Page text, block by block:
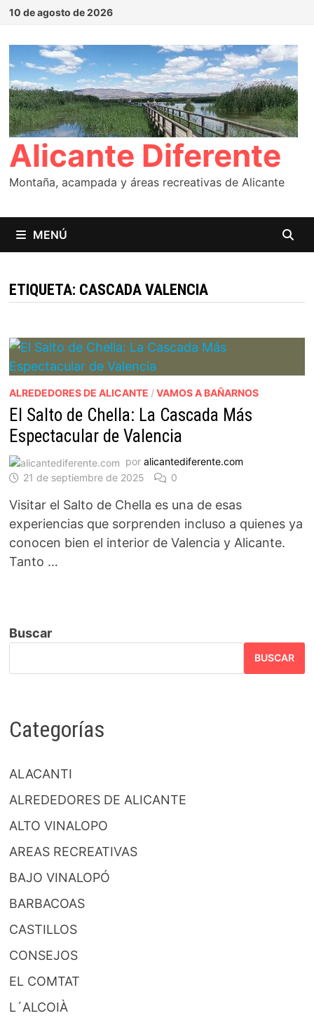
Saltar
contenido
10 de agosto de 2026
Alicante Diferente
Montaña, acampada y áreas recreativas de Alicante
MENÚ
ETIQUETA: CASCADA VALENCIA
ALREDEDORES DE ALICANTE /VAMOS A BAÑARNOS
El Salto de Chella: La Cascada Más
Espectacular de Valencia
por alicantediferente.com
21 de septiembre de 2025
0
Visitar el Salto de Chella es una de esas
experiencias que sorprenden incluso a quienes ya
conocen bien el interior de Valencia y Alicante.
Tanto …
Buscar
BUSCAR
Categorías
ALACANTI
ALREDEDORES DE ALICANTE
ALTO VINALOPO
AREAS RECREATIVAS
BAJO VINALOPÓ
BARBACOAS
CASTILLOS
CONSEJOS
EL COMTAT
L´ALCOIÀ